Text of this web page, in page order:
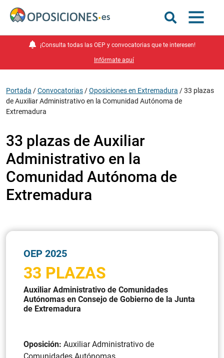
¡Consulta todas las OEP y convocatorias que te interesen!
Infórmate aquí
Portada /Convocatorias /Oposiciones en Extremadura /33 plazas
de Auxiliar Administrativo en la Comunidad Autónoma de
Extremadura
33 plazas de Auxiliar
Administrativo en la
Comunidad Autónoma de
Extremadura
OEP 2025
33 PLAZAS
Auxiliar Administrativo de Comunidades
Autónomas en Consejo de Gobierno de la Junta
de Extremadura
Oposición: Auxiliar Administrativo de